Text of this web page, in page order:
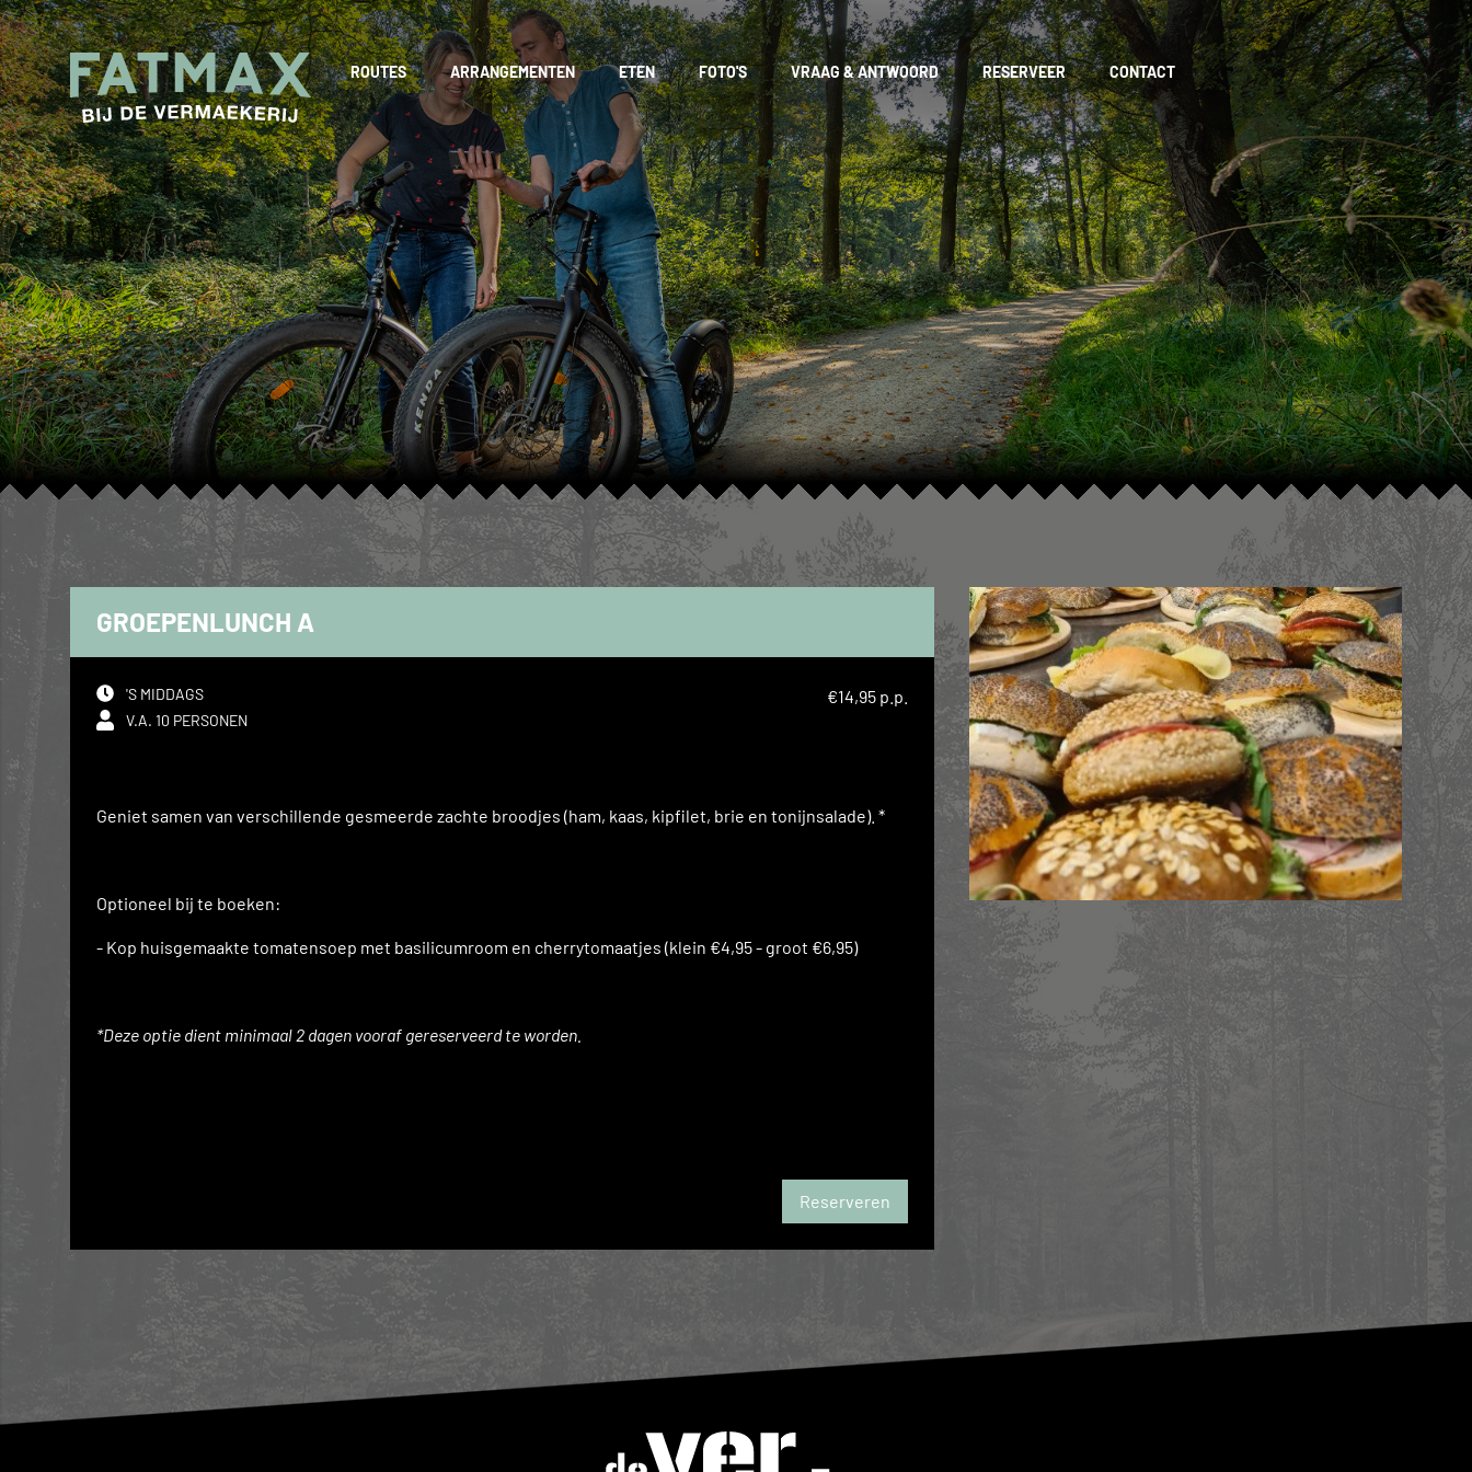
ROUTES ARRANGEMENTEN ETEN FOTO'S VRAAG & ANTWOORD RESERVEER CONTACT
GROEPENLUNCH A
'S MIDDAGS
V.A. 10 PERSONEN
€14,95 p.p.
Geniet samen van verschillende gesmeerde zachte broodjes (ham, kaas, kipfilet, brie en tonijnsalade). *
Optioneel bij te boeken:
- Kop huisgemaakte tomatensoep met basilicumroom en cherrytomaatjes (klein €4,95 - groot €6,95)
*Deze optie dient minimaal 2 dagen vooraf gereserveerd te worden.
Reserveren